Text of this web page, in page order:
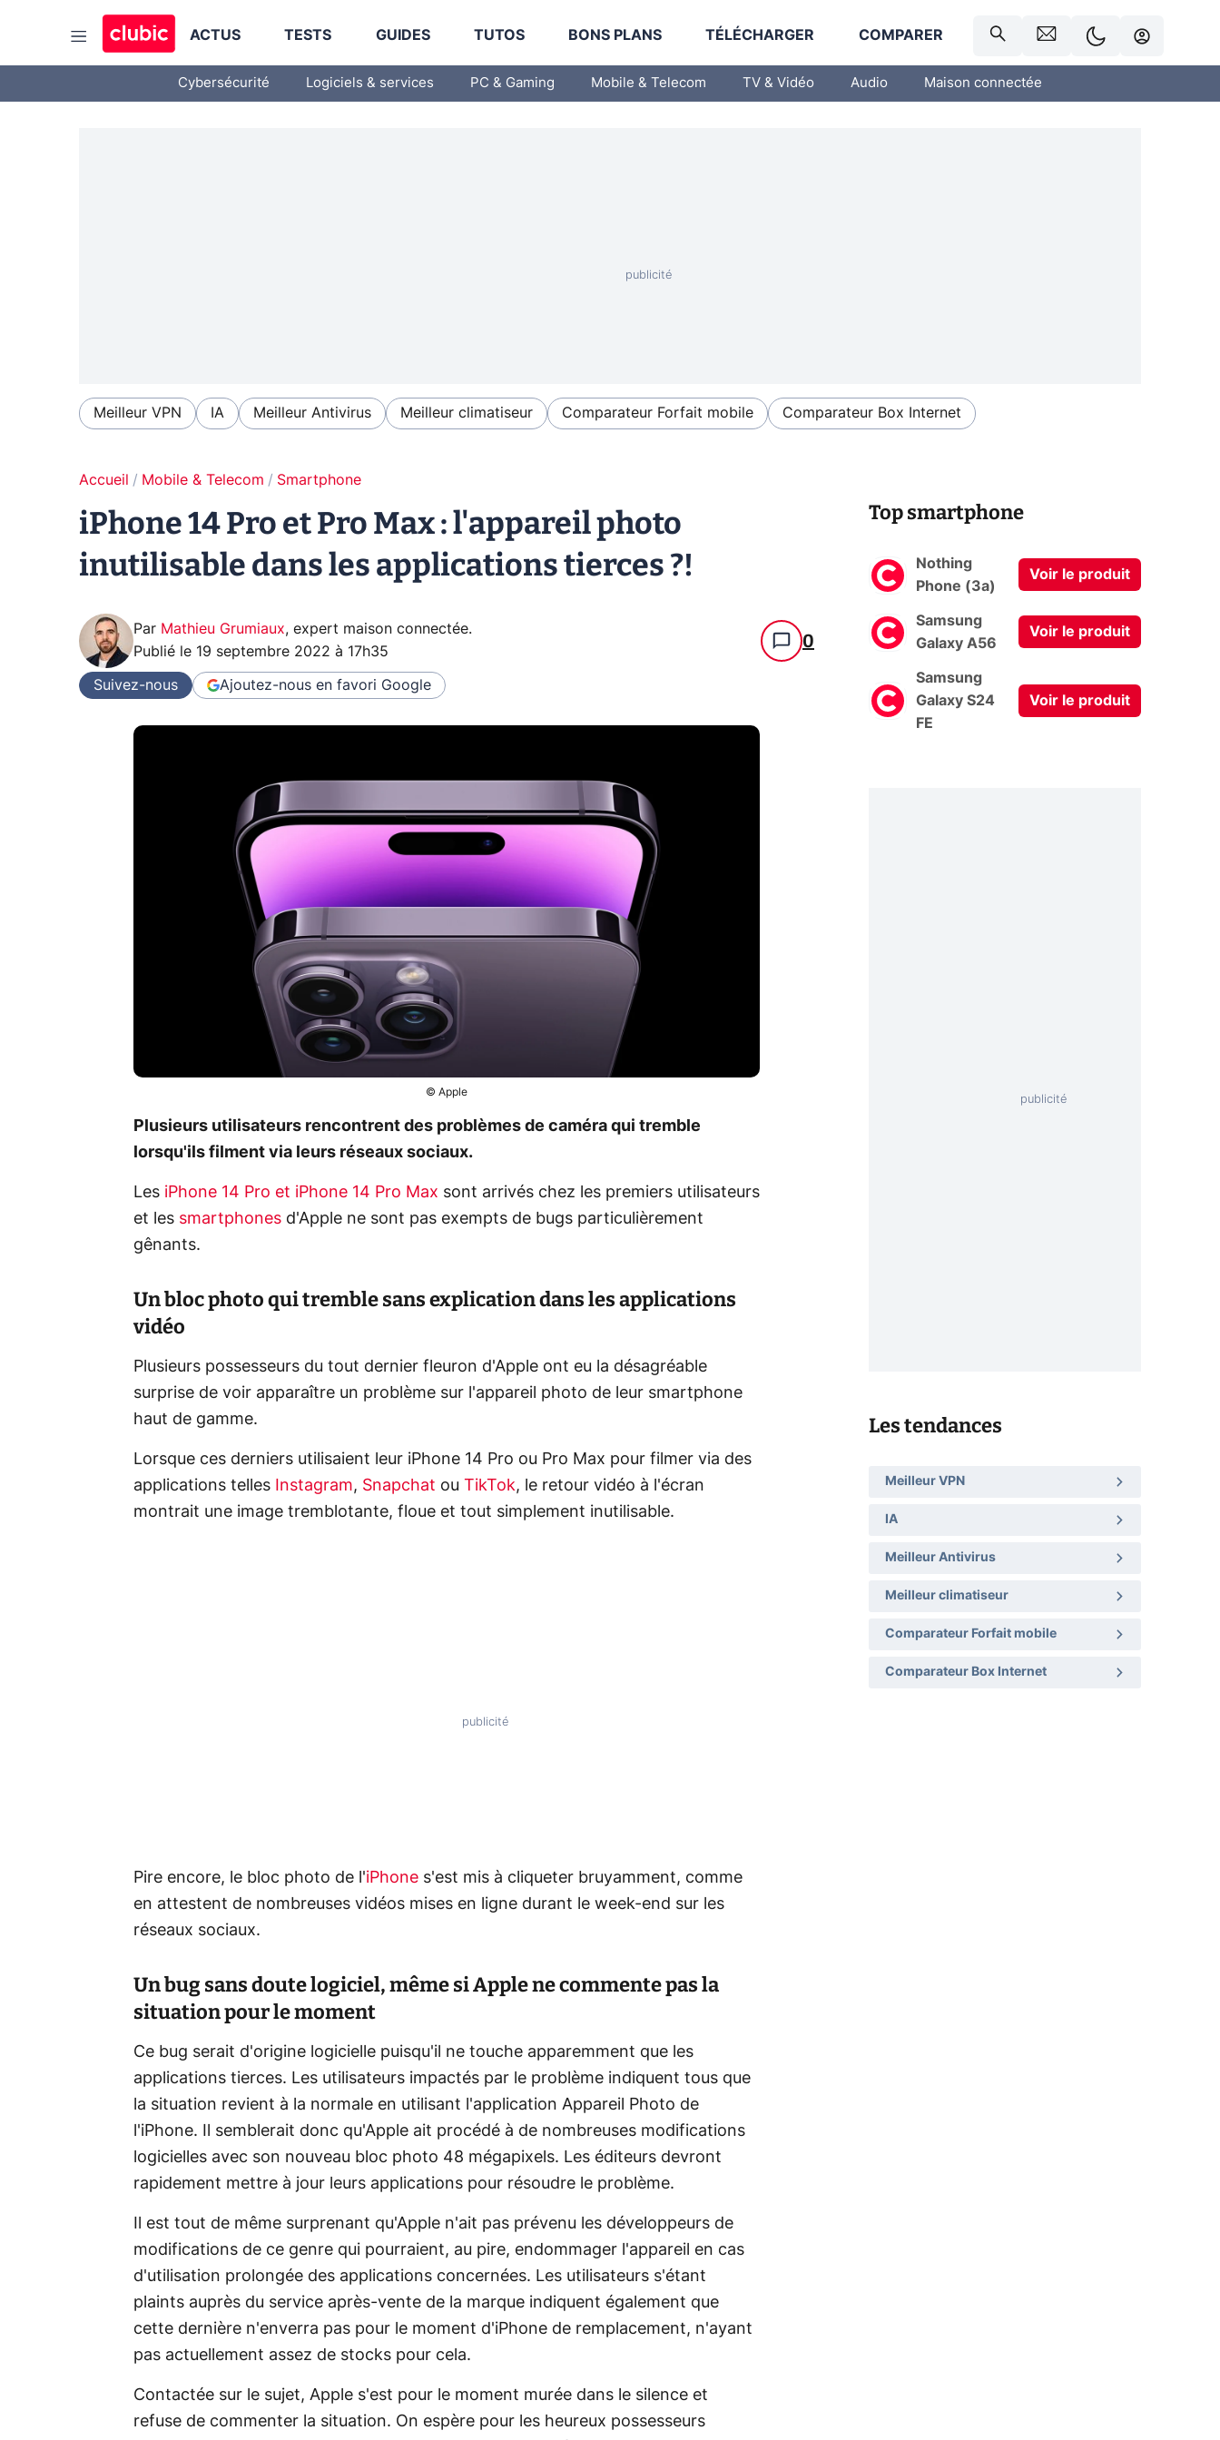
ACTUS TESTS GUIDES TUTOS BONS PLANS TÉLÉCHARGER COMPARER
Cybersécurité Logiciels & services PC & Gaming Mobile & Telecom TV & Vidéo Audio Maison connectée
Meilleur VPN IA Meilleur Antivirus Meilleur climatiseur Comparateur Forfait mobile Comparateur Box Internet
Accueil Mobile & Telecom Smartphone
iPhone 14 Pro et Pro Max : l'appareil photo
inutilisable dans les applications tierces ?!
Par Mathieu Grumiaux, expert maison connectée.
Publié le 19 septembre 2022 à 17h35 0
Suivez-nous Ajoutez-nous en favori Google
© Apple
Plusieurs utilisateurs rencontrent des problèmes de caméra qui tremble
lorsqu'ils filment via leurs réseaux sociaux.
Les iPhone 14 Pro et iPhone 14 Pro Max sont arrivés chez les premiers utilisateurs
et les smartphones d'Apple ne sont pas exempts de bugs particulièrement
gênants.
Un bloc photo qui tremble sans explication dans les applications
vidéo
Plusieurs possesseurs du tout dernier fleuron d'Apple ont eu la désagréable
surprise de voir apparaître un problème sur l'appareil photo de leur smartphone
haut de gamme.
Lorsque ces derniers utilisaient leur iPhone 14 Pro ou Pro Max pour filmer via des
applications telles
Instagram, Snapchat ou TikTok, le retour vidéo à l'écran
montrait une image tremblotante, floue et tout simplement inutilisable.
Pire encore, le bloc photo de l'iPhone s'est mis à cliqueter bruyamment, comme
en attestent de nombreuses vidéos mises en ligne durant le week-end sur les
réseaux sociaux.
Un bug sans doute logiciel, même si Apple ne commente pas la
situation pour le moment
Ce bug serait d'origine logicielle puisqu'il ne touche apparemment que les
applications tierces. Les utilisateurs impactés par le problème indiquent tous que
la situation revient à la normale en utilisant l'application Appareil Photo de
l'iPhone. Il semblerait donc qu'Apple ait procédé à de nombreuses modifications
logicielles avec son nouveau bloc photo 48 mégapixels. Les éditeurs devront
rapidement mettre à jour leurs applications pour résoudre le problème.
Il est tout de même surprenant qu'Apple n'ait pas prévenu les développeurs de
modifications de ce genre qui pourraient, au pire, endommager l'appareil en cas
d'utilisation prolongée des applications concernées. Les utilisateurs s'étant
plaints auprès du service après-vente de la marque indiquent également que
cette dernière n'enverra pas pour le moment d'iPhone de remplacement, n'ayant
pas actuellement assez de stocks pour cela.
Contactée sur le sujet, Apple s'est pour le moment murée dans le silence et
refuse de commenter la situation. On espère pour les heureux possesseurs
Top smartphone
Nothing
Phone (3a)
Voir le produit
Samsung
Galaxy A56
Voir le produit
Samsung
Galaxy S24
FE
Voir le produit
Les tendances
Meilleur VPN
IA
Meilleur Antivirus
Meilleur climatiseur
Comparateur Forfait mobile
Comparateur Box Internet